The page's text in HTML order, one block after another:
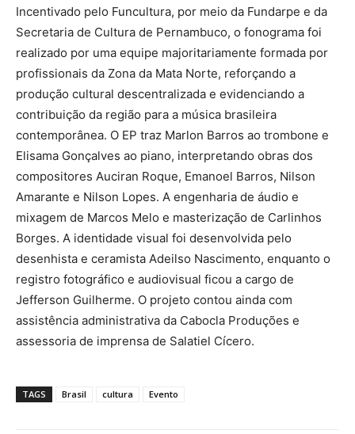
Incentivado pelo Funcultura, por meio da Fundarpe e da
Secretaria de Cultura de Pernambuco, o fonograma foi
realizado por uma equipe majoritariamente formada por
profissionais da Zona da Mata Norte, reforçando a
produção cultural descentralizada e evidenciando a
contribuição da região para a música brasileira
contemporânea. O EP traz Marlon Barros ao trombone e
Elisama Gonçalves ao piano, interpretando obras dos
compositores Auciran Roque, Emanoel Barros, Nilson
Amarante e Nilson Lopes. A engenharia de áudio e
mixagem de Marcos Melo e masterização de Carlinhos
Borges. A identidade visual foi desenvolvida pelo
desenhista e ceramista Adeilso Nascimento, enquanto o
registro fotográfico e audiovisual ficou a cargo de
Jefferson Guilherme. O projeto contou ainda com
assistência administrativa da Cabocla Produções e
assessoria de imprensa de Salatiel Cícero.
TAGS Brasil cultura Evento